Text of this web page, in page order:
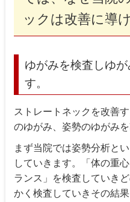
ックは改善に導
ゆがみを検査しゆ
す。
ストレートネックを改善
のゆがみ、姿勢のゆがみを
まず当院では姿勢分析と
していきます。「体の重
ランス」を検査していき
かく検査していきその結